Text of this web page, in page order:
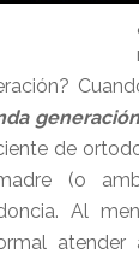
de
(o
Al
atender